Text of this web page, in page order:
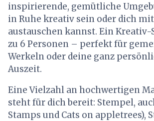
inspirierende, gemütliche
in Ruhe kreativ sein oder dich
austauschen kannst. Ein Kreativ-
zu 6 Personen – perfekt für
Werkeln oder deine ganz
Auszeit.
Eine Vielzahl an hochwertigen
steht für dich bereit: Stempel,
Stamps und Cats on appletrees),